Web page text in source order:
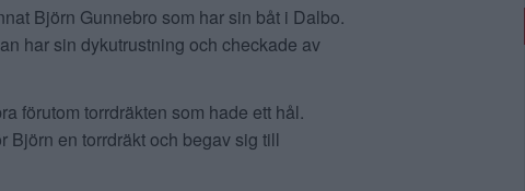
Björn Gunnebro som har sin båt i Dalbo.
har sin dykutrustning och checkade av
förutom torrdräkten som hade ett hål.
Björn en torrdräkt och begav sig till